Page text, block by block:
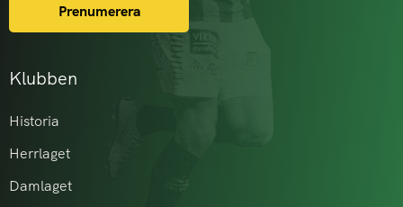
Klubben
Historia
Herrlaget
Damlaget
Prenumerera